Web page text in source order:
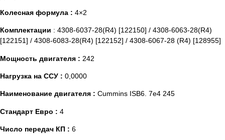
Колесная формула : 4×2
Комплектации : 4308-6037-28(R4) [122150] / 4308-6063-28(R4)
[122151] / 4308-6083-28(R4) [122152] / 4308-6067-28 (R4) [128955]
Мощность двигателя : 242
Нагрузка на ССУ : 0,0000
Наименование двигателя : Cummins ISB6. 7e4 245
Стандарт Евро : 4
Число передач КП : 6